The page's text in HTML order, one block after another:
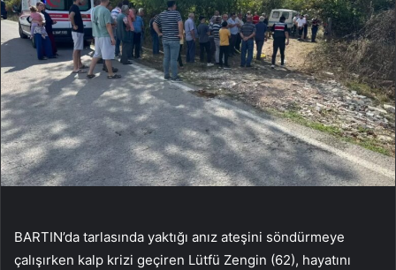
BARTIN’da tarlasında yaktığı anız ateşini söndürmeye
çalışırken kalp krizi geçiren Lütfü Zengin (62), hayatını